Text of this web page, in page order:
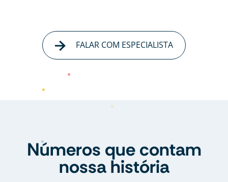
FALAR COM ESPECIALISTA
Números que contam
nossa história